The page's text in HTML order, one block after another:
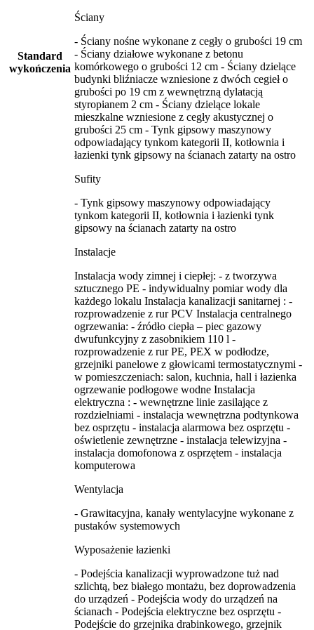
Standard
wykończenia
Ściany
- Ściany nośne wykonane z cegły o grubości 19 cm
- Ściany działowe wykonane z betonu
komórkowego o grubości 12 cm - Ściany dzielące
budynki bliźniacze wzniesione z dwóch cegieł o
grubości po 19 cm z wewnętrzną dylatacją
styropianem 2 cm - Ściany dzielące lokale
mieszkalne wzniesione z cegły akustycznej o
grubości 25 cm - Tynk gipsowy maszynowy
odpowiadający tynkom kategorii II, kotłownia i
łazienki tynk gipsowy na ścianach zatarty na ostro
Sufity
- Tynk gipsowy maszynowy odpowiadający
tynkom kategorii II, kotłownia i łazienki tynk
gipsowy na ścianach zatarty na ostro
Instalacje
Instalacja wody zimnej i ciepłej: - z tworzywa
sztucznego PE - indywidualny pomiar wody dla
każdego lokalu Instalacja kanalizacji sanitarnej : -
rozprowadzenie z rur PCV Instalacja centralnego
ogrzewania: - źródło ciepła – piec gazowy
dwufunkcyjny z zasobnikiem 110 l -
rozprowadzenie z rur PE, PEX w podłodze,
grzejniki panelowe z głowicami termostatycznymi -
w pomieszczeniach: salon, kuchnia, hall i łazienka
ogrzewanie podłogowe wodne Instalacja
elektryczna : - wewnętrzne linie zasilające z
rozdzielniami - instalacja wewnętrzna podtynkowa
bez osprzętu - instalacja alarmowa bez osprzętu -
oświetlenie zewnętrzne - instalacja telewizyjna -
instalacja domofonowa z osprzętem - instalacja
komputerowa
Wentylacja
- Grawitacyjna, kanały wentylacyjne wykonane z
pustaków systemowych
Wyposażenie łazienki
- Podejścia kanalizacji wyprowadzone tuż nad
szlichtą, bez białego montażu, bez doprowadzenia
do urządzeń - Podejścia wody do urządzeń na
ścianach - Podejścia elektryczne bez osprzętu -
Podejście do grzejnika drabinkowego, grzejnik